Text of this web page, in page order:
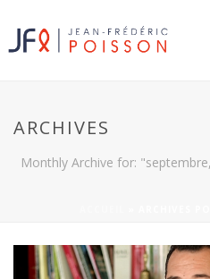
ARCHIVES
Monthly Archive for: